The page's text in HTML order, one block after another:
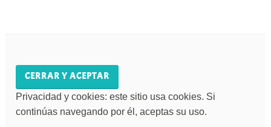
Privacidad y cookies: este sitio usa cookies. Si
continúas navegando por él, aceptas su uso.